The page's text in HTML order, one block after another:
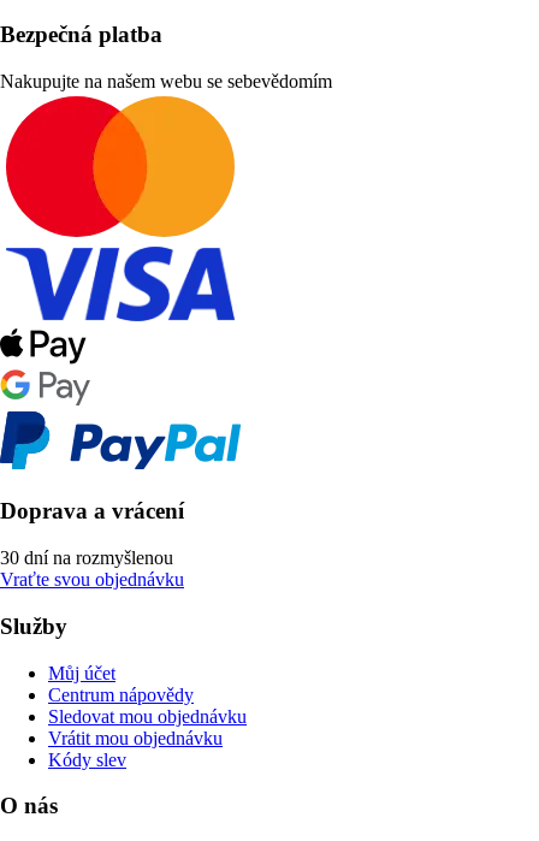
Bezpečná platba
Nakupujte na našem webu se sebevědomím
Doprava a vrácení
30 dní na rozmyšlenou
Vraťte svou objednávku
Služby
Můj účet
Centrum nápovědy
Sledovat mou objednávku
Vrátit mou objednávku
Kódy slev
O nás